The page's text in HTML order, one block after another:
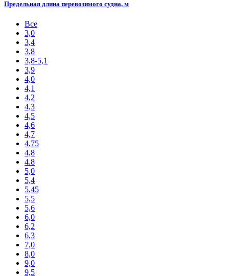
Предельная длина перевозимого судна, м
Все
3,0
3,4
3,8
3,8-5,1
3,9
4,0
4,1
4,2
4,3
4,5
4,6
4,7
4,75
4,8
4.8
5,0
5,4
5,45
5,5
5,6
6,0
6,2
6,3
7,0
8,0
9,0
9,5